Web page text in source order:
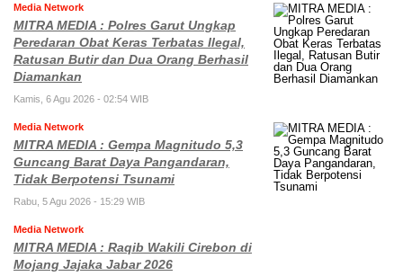
Media Network
MITRA MEDIA : Polres Garut Ungkap
Peredaran Obat Keras Terbatas Ilegal,
Ratusan Butir dan Dua Orang Berhasil
Diamankan
Kamis, 6 Agu 2026 - 02:54 WIB
Media Network
MITRA MEDIA : Gempa Magnitudo 5,3
Guncang Barat Daya Pangandaran,
Tidak Berpotensi Tsunami
Rabu, 5 Agu 2026 - 15:29 WIB
Media Network
MITRA MEDIA : Raqib Wakili Cirebon di
Mojang Jajaka Jabar 2026